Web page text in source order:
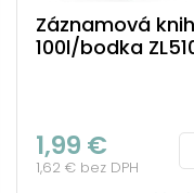
Záznamová
100l/bodka
1,99 €
1,62 € bez DPH